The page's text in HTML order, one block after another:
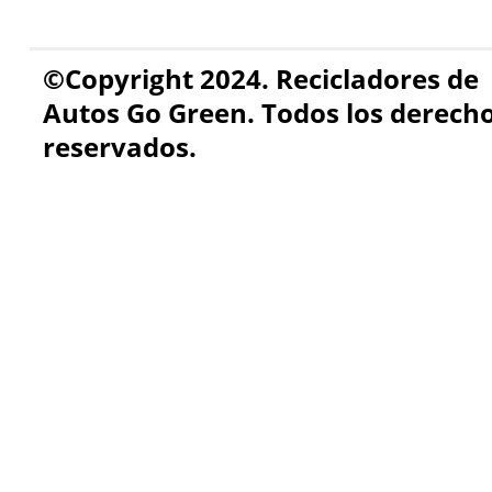
©Copyright 2024. Recicladores de
Autos Go Green. Todos los
reservados.